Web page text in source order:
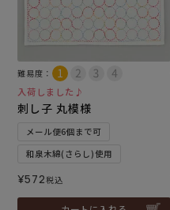
難易度：
入荷しました♪
刺し子 丸模様
メール便6個まで可
和泉木綿(さらし)使用
¥572税込